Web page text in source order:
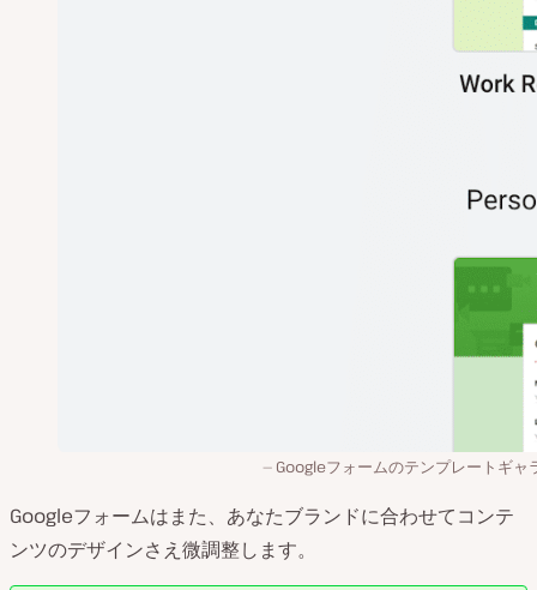
Googleフォームのテンプレートギャ
Googleフォームはまた、あなたブランドに合わせてコンテ
ンツのデザインさえ微調整します。